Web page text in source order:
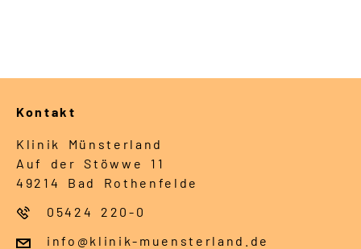
Kontakt
Klinik Münsterland
Auf der Stöwwe 11
49214 Bad Rothenfelde
05424 220-0
info@klinik-muensterland.de